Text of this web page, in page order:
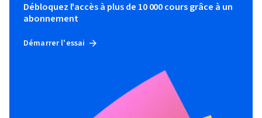
Débloquez l'accès à plus de 10 000 cours grâce à un
abonnement
Démarrer l'essai